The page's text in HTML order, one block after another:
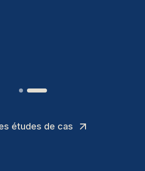
des nouvelles
études de cas